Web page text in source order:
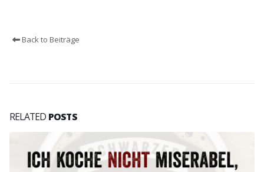
Back to Beiträge
RELATED POSTS